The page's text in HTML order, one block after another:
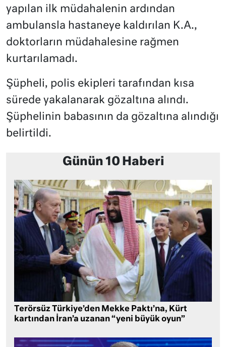
yapılan ilk müdahalenin ardından
ambulansla hastaneye kaldırılan K.A.,
doktorların müdahalesine rağmen
kurtarılamadı.
Şüpheli, polis ekipleri tarafından kısa
sürede yakalanarak gözaltına alındı.
Şüphelinin babasının da gözaltına alındığı
belirtildi.
Günün 10 Haberi
Terörsüz Türkiye’den Mekke Paktı’na, Kürt
kartından İran’a uzanan “yeni büyük oyun”